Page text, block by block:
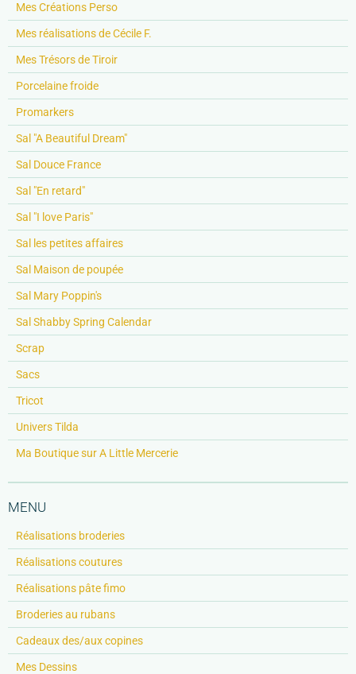
Mes Créations Perso
Mes réalisations de Cécile F.
Mes Trésors de Tiroir
Porcelaine froide
Promarkers
Sal "A Beautiful Dream"
Sal Douce France
Sal "En retard"
Sal "I love Paris"
Sal les petites affaires
Sal Maison de poupée
Sal Mary Poppin's
Sal Shabby Spring Calendar
Scrap
Sacs
Tricot
Univers Tilda
Ma Boutique sur A Little Mercerie
MENU
Réalisations broderies
Réalisations coutures
Réalisations pâte fimo
Broderies au rubans
Cadeaux des/aux copines
Mes Dessins